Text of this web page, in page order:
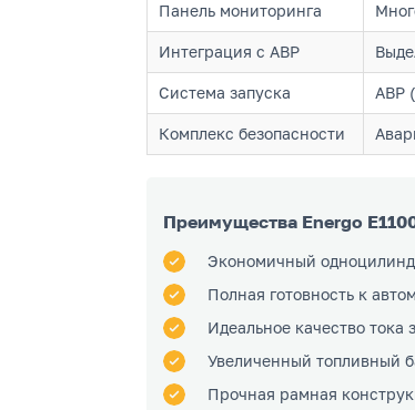
Панель мониторинга
Интеграция с АВР
Система запуска АВР
Комплекс безопасности
Преимущества Energo
Экономичный
Полная готовность к
Идеальное качество тока
Увеличенный топливный
Прочная рамная